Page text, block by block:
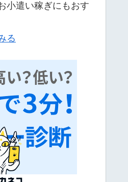
小遣い稼ぎにもおす
る